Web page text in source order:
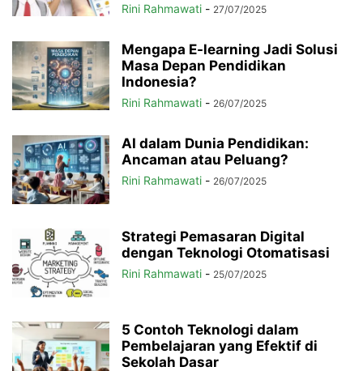
Rini Rahmawati - 27/07/2025
Mengapa E-learning Jadi Solusi
Masa Depan Pendidikan
Indonesia?
Rini Rahmawati - 26/07/2025
AI dalam Dunia Pendidikan:
Ancaman atau Peluang?
Rini Rahmawati - 26/07/2025
Strategi Pemasaran Digital
dengan Teknologi Otomatisasi
Rini Rahmawati - 25/07/2025
5 Contoh Teknologi dalam
Pembelajaran yang Efektif di
Sekolah Dasar